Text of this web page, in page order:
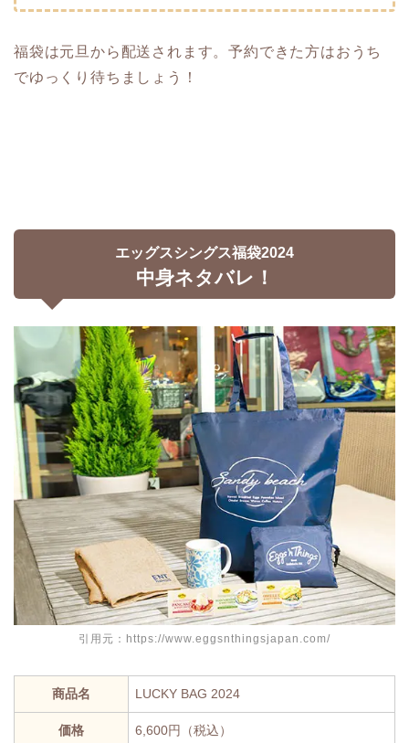
福袋は元旦から配送されます。予約できた方はおうち
でゆっくり待ちましょう！
エッグスシングス福袋2024
中身ネタバレ！
引用元：https://www.eggsnthingsjapan.com/
商品名 LUCKY BAG 2024
価格 6,600円（税込）